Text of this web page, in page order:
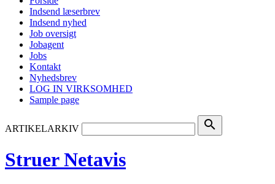
Indsend læserbrev
Indsend nyhed
Job oversigt
Jobagent
Jobs
Kontakt
Nyhedsbrev
LOG IN VIRKSOMHED
Sample page
ARTIKELARKIV search
Struer Netavis